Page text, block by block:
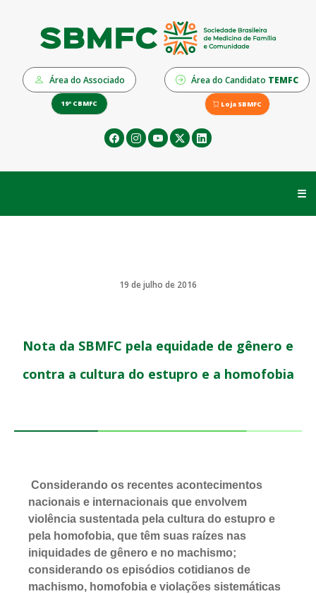
Área do Associado Área do Candidato TEMFC
19º CBMFC Loja SBMFC
☰
19 de julho de 2016
Nota da SBMFC pela equidade de gênero e
contra a cultura do estupro e a homofobia
Considerando os recentes acontecimentos
nacionais e internacionais que envolvem
violência sustentada pela cultura do estupro e
pela homofobia, que têm suas raízes nas
iniquidades de gênero e no machismo;
considerando os episódios cotidianos de
machismo, homofobia e violações sistemáticas